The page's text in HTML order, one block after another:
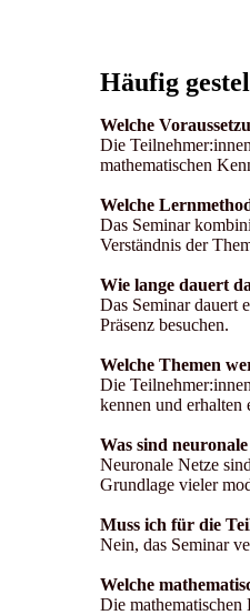
Häufig
Welche
Die
mathematischen
Welche
Das Seminar
Verständnis der
Wie lange dauert
Das Seminar dauert
Präsenz besuchen.
Welche Themen
Die
kennen und
Was sind neuronale
Neuronale Netze
Grundlage vieler
Muss ich für die
Nein, das Seminar
Welche
Die